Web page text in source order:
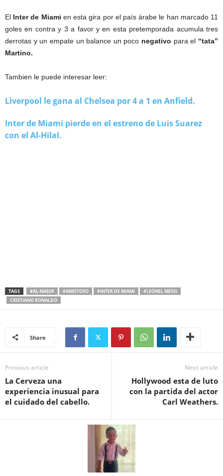
El Inter de Miami en esta gira por el país árabe le han marcado 11
goles en contra y 3 a favor y en esta pretemporada acumula tres
derrotas y un empate un balance un poco negativo para el “tata”
Martino.
Tambien le puede interesar leer:
Liverpool le gana al Chelsea por 4 a 1 en Anfield.
Inter de Miami pierde en el estreno de Luis Suarez
con el Al-Hilal.
TAGS #AL-NASSR #AMISTOSO #INTER DE MIAMI
#LEONEL MESSI
CRISTIANO RONALDO
Share
Previous article
La Cerveza una
experiencia inusual para
el cuidado del cabello.
Next article
Hollywood esta de luto
con la partida del actor
Carl Weathers.